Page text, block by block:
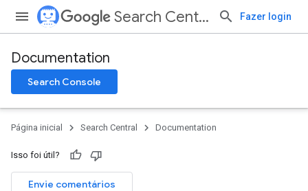
Search Central Fazer login
Documentation
Search Console
Página inicial Search Central Documentation
Isso foi útil?
Envie comentários